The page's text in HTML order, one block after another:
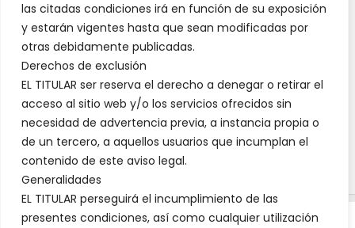
las citadas condiciones irá en función de su exposición
y estarán vigentes hasta que sean modificadas por
otras debidamente publicadas.
Derechos de exclusión
EL TITULAR ser reserva el derecho a denegar o retirar el
acceso al sitio web y/o los servicios ofrecidos sin
necesidad de advertencia previa, a instancia propia o
de un tercero, a aquellos usuarios que incumplan el
contenido de este aviso legal.
Generalidades
EL TITULAR perseguirá el incumplimiento de las
presentes condiciones, así como cualquier utilización